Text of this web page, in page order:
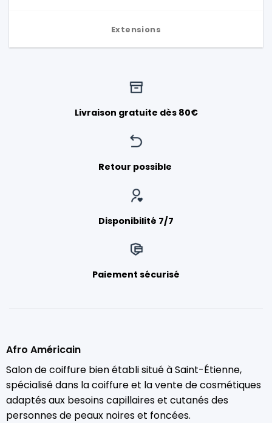
Extensions
Livraison gratuite dès 80€
Retour possible
Disponibilité 7/7
Paiement sécurisé
Afro Américain
Salon de coiffure bien établi situé à Saint-Étienne,
spécialisé dans la coiffure et la vente de cosmétiques
adaptés aux besoins capillaires et cutanés des
personnes de peaux noires et foncées.